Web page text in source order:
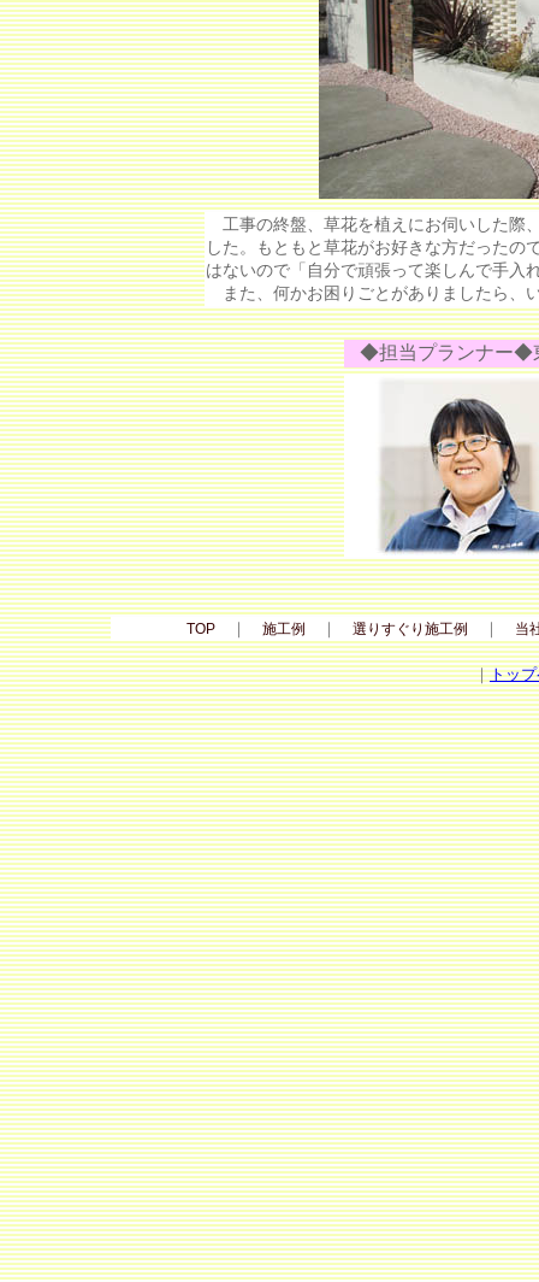
工事の終盤、草花を植えにお伺いした際
した。もともと草花がお好きな方だったの
はないので「自分で頑張って楽しんで手入
また、何かお困りごとがありましたら、
◆担当プランナー◆
TOP｜ 施工例 ｜ 選りすぐり施工例 ｜ 当
｜トッ